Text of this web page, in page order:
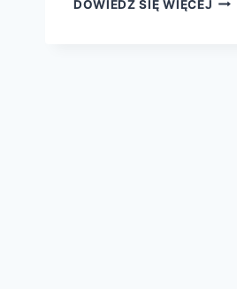
DOWIEDZ SIĘ WIĘCEJ